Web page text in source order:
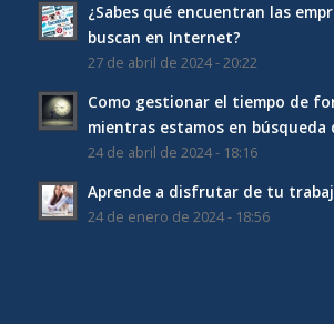
¿Sabes qué encuentran las
buscan en Internet?
27 de abril de 2024 - 20:22
Como gestionar el tiempo de
mientras estamos en búsqueda
24 de abril de 2024 - 18:16
Aprende a disfrutar de tu
24 de enero de 2024 - 18:56